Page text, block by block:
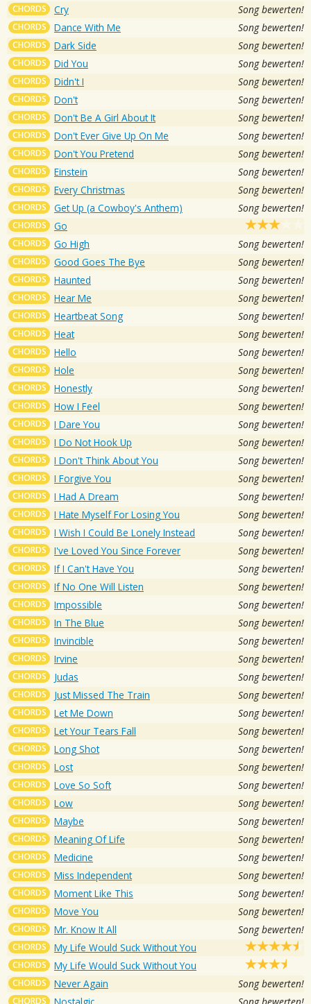
CHORDS Cry Song bewerten!
CHORDS Dance With Me Song bewerten!
CHORDS Dark Side Song bewerten!
CHORDS Did You Song bewerten!
CHORDS Didn't I Song bewerten!
CHORDS Don't Song bewerten!
CHORDS Don't Be A Girl About It Song bewerten!
CHORDS Don't Ever Give Up On Me Song bewerten!
CHORDS Don't You Pretend Song bewerten!
CHORDS Einstein Song bewerten!
CHORDS Every Christmas Song bewerten!
CHORDS Get Up (a Cowboy's Anthem) Song bewerten!
CHORDS Go
CHORDS Go High Song bewerten!
CHORDS Good Goes The Bye Song bewerten!
CHORDS Haunted Song bewerten!
CHORDS Hear Me Song bewerten!
CHORDS Heartbeat Song Song bewerten!
CHORDS Heat Song bewerten!
CHORDS Hello Song bewerten!
CHORDS Hole Song bewerten!
CHORDS Honestly Song bewerten!
CHORDS How I Feel Song bewerten!
CHORDS I Dare You Song bewerten!
CHORDS I Do Not Hook Up Song bewerten!
CHORDS I Don't Think About You Song bewerten!
CHORDS I Forgive You Song bewerten!
CHORDS I Had A Dream Song bewerten!
CHORDS I Hate Myself For Losing You Song bewerten!
CHORDS I Wish I Could Be Lonely Instead Song bewerten!
CHORDS I've Loved You Since Forever Song bewerten!
CHORDS If I Can't Have You Song bewerten!
CHORDS If No One Will Listen Song bewerten!
CHORDS Impossible Song bewerten!
CHORDS In The Blue Song bewerten!
CHORDS Invincible Song bewerten!
CHORDS Irvine Song bewerten!
CHORDS Judas Song bewerten!
CHORDS Just Missed The Train Song bewerten!
CHORDS Let Me Down Song bewerten!
CHORDS Let Your Tears Fall Song bewerten!
CHORDS Long Shot Song bewerten!
CHORDS Lost Song bewerten!
CHORDS Love So Soft Song bewerten!
CHORDS Low Song bewerten!
CHORDS Maybe Song bewerten!
CHORDS Meaning Of Life Song bewerten!
CHORDS Medicine Song bewerten!
CHORDS Miss Independent Song bewerten!
CHORDS Moment Like This Song bewerten!
CHORDS Move You Song bewerten!
CHORDS Mr. Know It All Song bewerten!
CHORDS My Life Would Suck Without You
CHORDS My Life Would Suck Without You
CHORDS Never Again Song bewerten!
CHORDS